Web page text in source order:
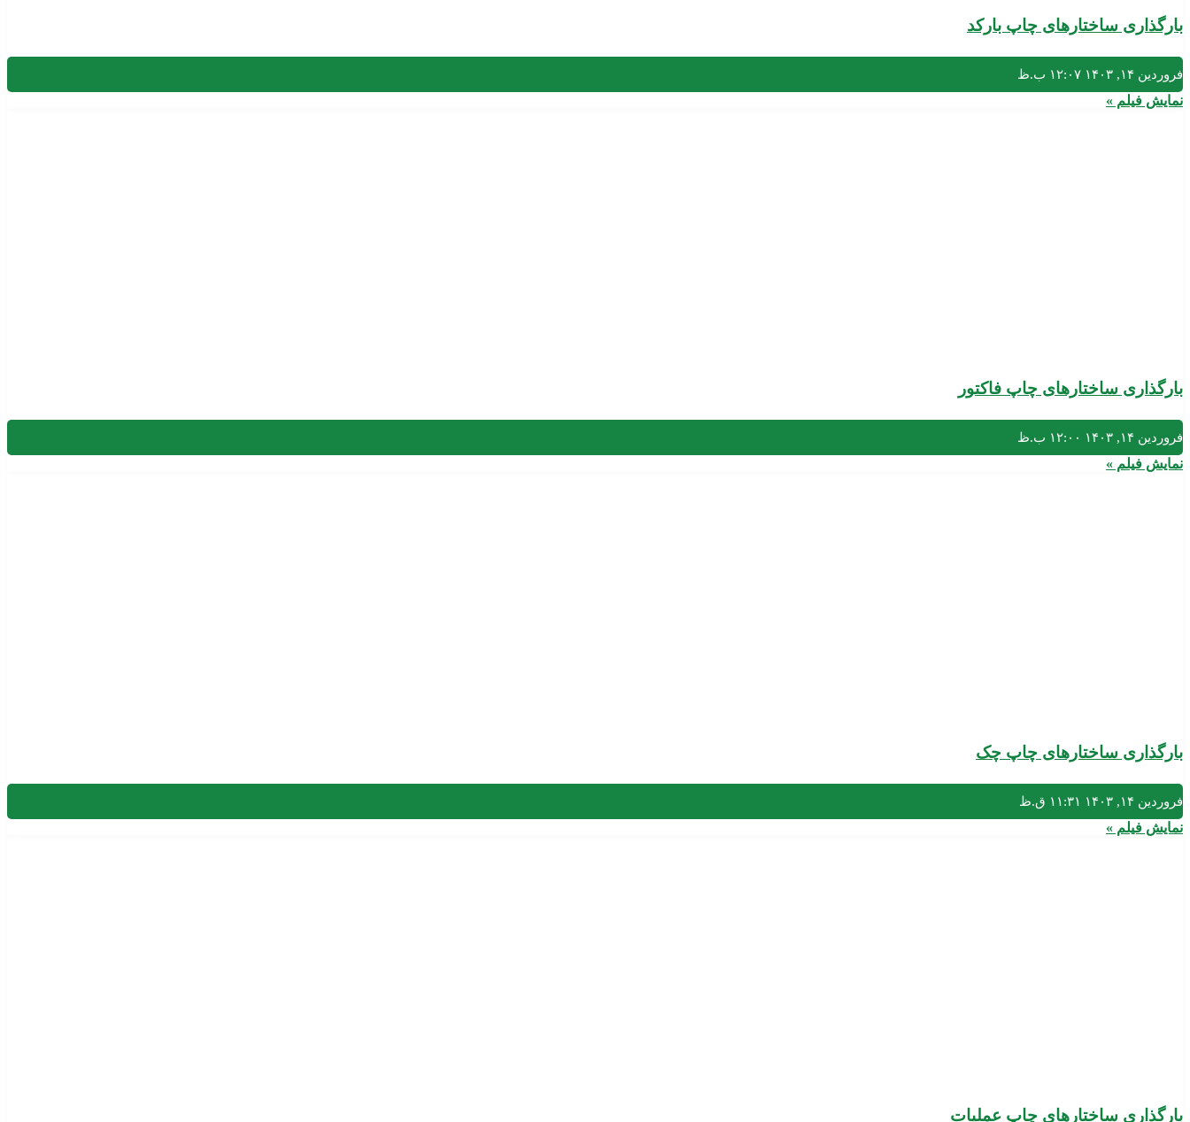
بارگذاری ساختارهای چاپ بارکد
فروردین ۱۴, ۱۴۰۳ ۱۲:۰۷ ب.ظ
نمایش فیلم »
بارگذاری ساختارهای چاپ فاکتور
فروردین ۱۴, ۱۴۰۳ ۱۲:۰۰ ب.ظ
نمایش فیلم »
بارگذاری ساختارهای چاپ چک
فروردین ۱۴, ۱۴۰۳ ۱۱:۳۱ ق.ظ
نمایش فیلم »
بارگذاری ساختارهای چاپ عملیات